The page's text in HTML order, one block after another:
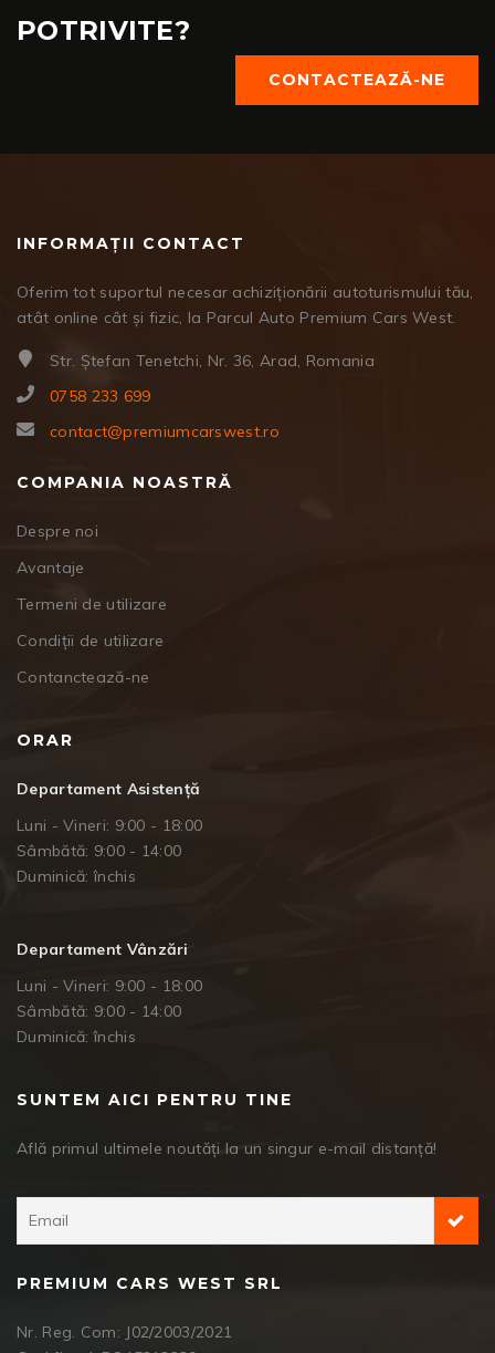
POTRIVITE?
CONTACTEAZĂ-NE
INFORMAȚII CONTACT
Oferim tot suportul necesar achiziționării autoturismului tău,
atât online cât și fizic, la Parcul Auto Premium Cars West.
Str. Ștefan Tenetchi, Nr. 36, Arad, Romania
0758 233 699
contact@premiumcarswest.ro
COMPANIA NOASTRĂ
Despre noi
Avantaje
Termeni de utilizare
Condiții de utilizare
Contanctează-ne
ORAR
Departament Asistență
Luni - Vineri: 9:00 - 18:00
Sâmbătă: 9:00 - 14:00
Duminică: închis
Departament Vânzări
Luni - Vineri: 9:00 - 18:00
Sâmbătă: 9:00 - 14:00
Duminică: închis
SUNTEM AICI PENTRU TINE
Află primul ultimele noutăți la un singur e-mail distanță!
PREMIUM CARS WEST SRL
Nr. Reg. Com: J02/2003/2021